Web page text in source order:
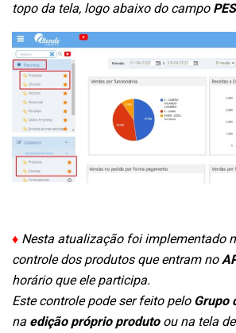
topo da tela, logo abaixo do campo
♦ Nesta atualização foi implementado
controle dos produtos que entram no
horário que ele participa.
Este controle pode ser feito pelo Grupo
na edição próprio produtoou na tela de